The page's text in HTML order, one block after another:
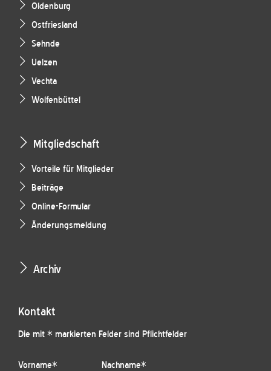
Oldenburg
Ostfriesland
Sehnde
Uelzen
Vechta
Wolfenbüttel
Mitgliedschaft
Vorteile für Mitglieder
Beiträge
Online-Formular
Änderungsmeldung
Archiv
Kontakt
Die mit * markierten Felder sind Pflichtfelder
Vorname* Nachname*